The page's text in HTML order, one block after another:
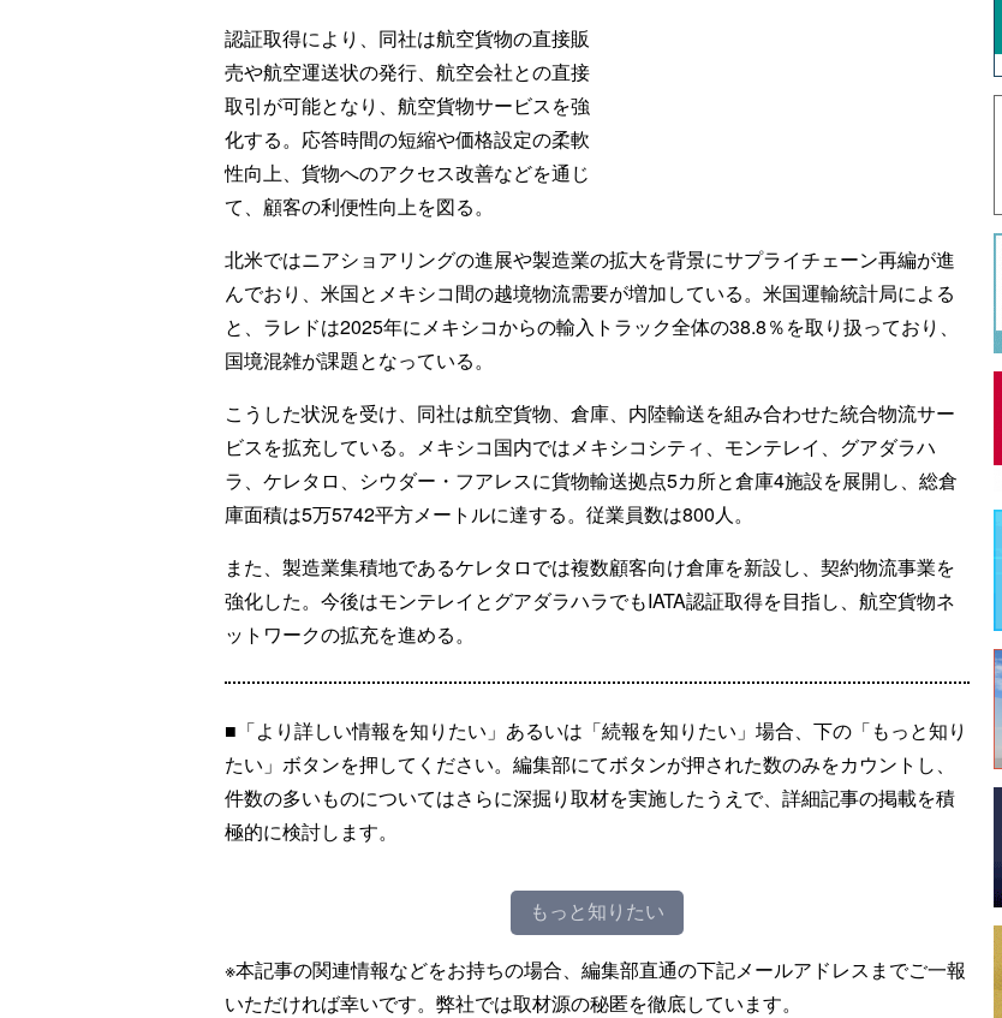
認証取得により、同社は航空貨物の直接販
売や航空運送状の発行、航空会社との直接
取引が可能となり、航空貨物サービスを強
化する。応答時間の短縮や価格設定の柔軟
性向上、貨物へのアクセス改善などを通じ
て、顧客の利便性向上を図る。
北米ではニアショアリングの進展や製造業の拡大を背景にサプライチェーン再編が進
んでおり、米国とメキシコ間の越境物流需要が増加している。米国運輸統計局による
と、ラレドは2025年にメキシコからの輸入トラック全体の38.8％を取り扱っており、
国境混雑が課題となっている。
こうした状況を受け、同社は航空貨物、倉庫、内陸輸送を組み合わせた統合物流サー
ビスを拡充している。メキシコ国内ではメキシコシティ、モンテレイ、グアダラハ
ラ、ケレタロ、シウダー・フアレスに貨物輸送拠点5カ所と倉庫4施設を展開し、総倉
庫面積は5万5742平方メートルに達する。従業員数は800人。
また、製造業集積地であるケレタロでは複数顧客向け倉庫を新設し、契約物流事業を
強化した。今後はモンテレイとグアダラハラでもIATA認証取得を目指し、航空貨物ネ
ットワークの拡充を進める。
■「より詳しい情報を知りたい」あるいは「続報を知りたい」場合、下の「もっと知り
たい」ボタンを押してください。編集部にてボタンが押された数のみをカウントし、
件数の多いものについてはさらに深掘り取材を実施したうえで、詳細記事の掲載を積
極的に検討します。
もっと知りたい
※本記事の関連情報などをお持ちの場合、編集部直通の下記メールアドレスまでご一報
いただければ幸いです。弊社では取材源の秘匿を徹底しています。